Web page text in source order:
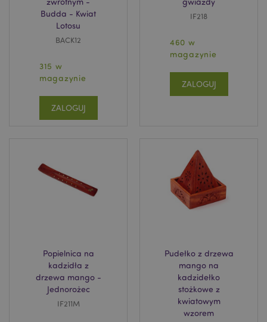
Budda - Kwiat
Lotosu
BACK12
315 w
magazynie
ZALOGUJ
IF218
460 w
magazynie
ZALOGUJ
Popielnica na
kadzidła z
drzewa mango -
Jednorożec
IF211M
Pudełko z drzewa
mango na
kadzidełko
stożkowe z
kwiatowym
wzorem